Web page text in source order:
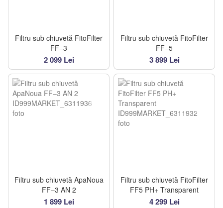
Filtru sub chiuvetă FitoFilter
FF–3
2 099 Lei
Filtru sub chiuvetă FitoFilter
FF–5
3 899 Lei
Filtru sub chiuvetă ApaNoua
FF–3 AN 2
1 899 Lei
Filtru sub chiuvetă FitoFilter
FF5 PH+ Transparent
4 299 Lei